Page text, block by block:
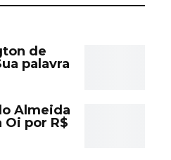
de
palavra
Almeida
por R$